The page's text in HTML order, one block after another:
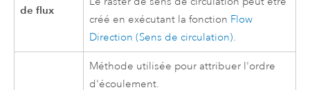
de flux
créé en exécutant la fonction Flow
Direction (Sens de circulation).
Méthode utilisée pour attribuer l'ordre
d'écoulement.